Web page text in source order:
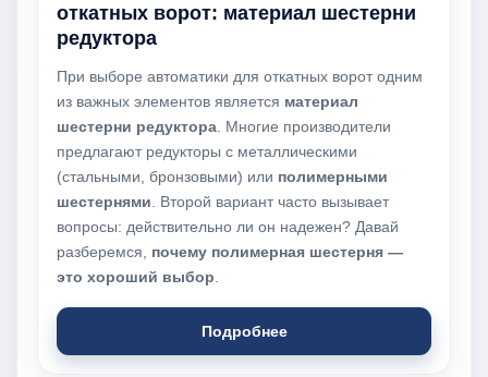
откатных ворот: материал шестерни
редуктора
При выборе автоматики для откатных ворот одним
из важных элементов является материал
шестерни редуктора . Многие производители
предлагают редукторы с металлическими
(стальными, бронзовыми) или полимерными
шестернями . Второй вариант часто вызывает
вопросы: действительно ли он надежен? Давай
разберемся, почему полимерная шестерня —
это хороший выбор
Подробнее